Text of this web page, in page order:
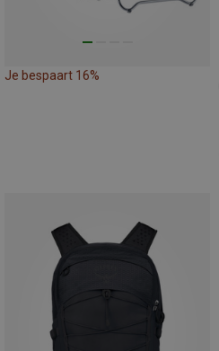
Je bespaart 16%